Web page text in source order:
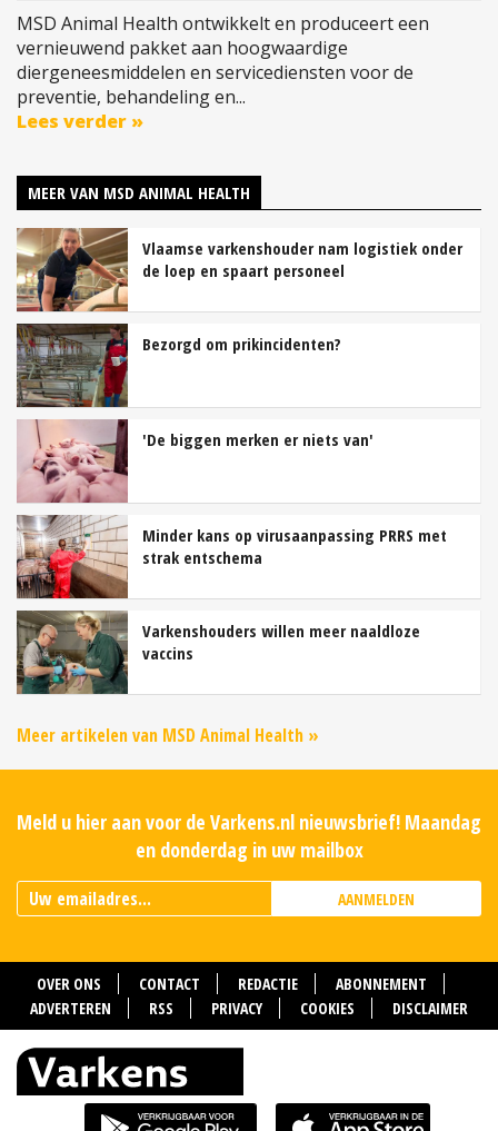
MSD Animal Health ontwikkelt en produceert een
vernieuwend pakket aan hoogwaardige
diergeneesmiddelen en servicediensten voor de
preventie, behandeling en...
Lees verder »
MEER VAN MSD ANIMAL HEALTH
Vlaamse varkenshouder nam logistiek onder
de loep en spaart personeel
Bezorgd om prikincidenten?
'De biggen merken er niets van'
Minder kans op virusaanpassing PRRS met
strak entschema
Varkenshouders willen meer naaldloze
vaccins
Meer artikelen van MSD Animal Health »
Meld u hier aan voor de Varkens.nl nieuwsbrief! Maandag
en donderdag in uw mailbox
AANMELDEN
OVER ONS CONTACT REDACTIE
ABONNEMENT
ADVERTEREN
RSS PRIVACY COOKIES DISCLAIMER